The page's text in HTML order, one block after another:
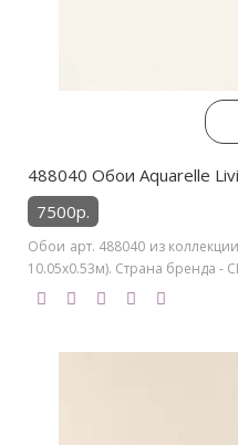
488040 Обои Aquarelle
7500р.
Обои арт. 488040 из
10.05х0.53м). Страна бренда -